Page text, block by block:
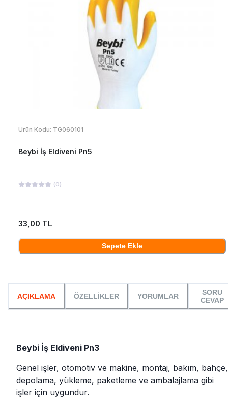
Ürün Kodu: TG060101
Beybi İş Eldiveni Pn5
(0)
33,00 TL
Sepete Ekle
AÇIKLAMA ÖZELLİKLER YORUMLAR
SORU
CEVAP
Beybi İş Eldiveni Pn3
Genel işler, otomotiv ve makine, montaj, bakım, bahçe,
depolama, yükleme, paketleme ve ambalajlama gibi
işler için uygundur.